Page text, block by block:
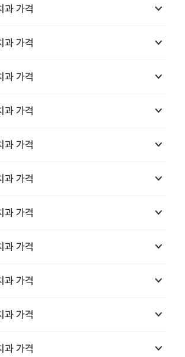
과 가격 keyboard_arrow_down
과 가격 keyboard_arrow_down
과 가격 keyboard_arrow_down
과 가격 keyboard_arrow_down
과 가격 keyboard_arrow_down
과 가격 keyboard_arrow_down
과 가격 keyboard_arrow_down
과 가격 keyboard_arrow_down
과 가격 keyboard_arrow_down
과 가격 keyboard_arrow_down
과 가격 keyboard_arrow_down